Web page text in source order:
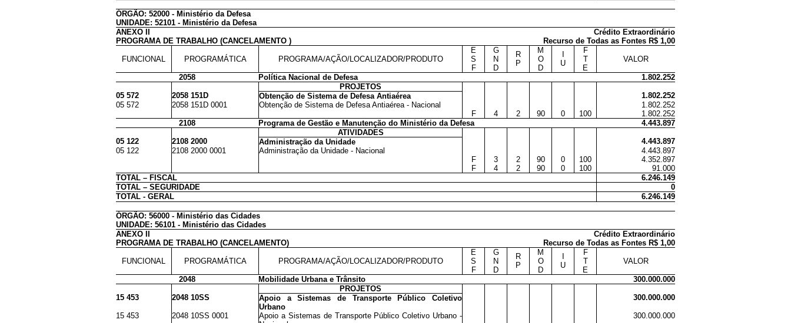
ÓRGÃO: 52000 - Ministério da Defesa
UNIDADE: 52101 - Ministério da Defesa
ANEXO II
Crédito Extraordinário
PROGRAMA DE TRABALHO (CANCELAMENTO )
Recurso de Todas as Fontes R$ 1,00
FUNCIONAL PROGRAMÁTICA PROGRAMA/AÇÃO/LOCALIZADOR/PRODUTO
E
S
F
G
N
D
R
P
M
O
D
U
F
T
E
VALOR
2058 Política Nacional de Defesa
1.802.252
PROJETOS
05 572
2058 151D Obtenção de Sistema de Defesa Antiaérea
1.802.252
05 572
2058 151D 0001 Obtenção de Sistema de Defesa Antiaérea - Nacional
1.802.252
F
4 2 90 0 100
1.802.252
2108
Programa de Gestão e Manutenção do Ministério da Defesa
4.443.897
ATIVIDADES
05 122
2108 2000 Administração da Unidade
4.443.897
05 122
2108 2000 0001 Administração da Unidade - Nacional
4.443.897
F
3 2 90 0 100
4.352.897
F
4 2 90 0 100
91.000
TOTAL – FISCAL
6.246.149
TOTAL – SEGURIDADE
0
TOTAL - GERAL
6.246.149
ÓRGÃO: 56000 - Ministério das Cidades
UNIDADE: 56101 - Ministério das Cidades
ANEXO II
Crédito Extraordinário
PROGRAMA DE TRABALHO (CANCELAMENTO)
Recurso de Todas as Fontes R$ 1,00
FUNCIONAL PROGRAMÁTICA PROGRAMA/AÇÃO/LOCALIZADOR/PRODUTO
E
S
F
G
N
D
R
P
M
O
D
U
F
T
E
VALOR
2048 Mobilidade Urbana e Trânsito
300.000.000
PROJETOS
15 453
2048 10SS
Apoio a Sistemas de Transporte Público Coletivo
Urbano
300.000.000
15 453 2048 10SS 0001
Apoio a Sistemas de Transporte Público Coletivo Urbano -
300.000.000